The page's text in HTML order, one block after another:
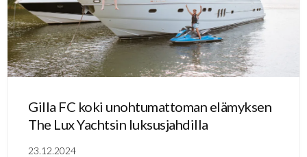
Gilla FC koki unohtumattoman elämyksen
The Lux Yachtsin luksusjahdilla
23.12.2024